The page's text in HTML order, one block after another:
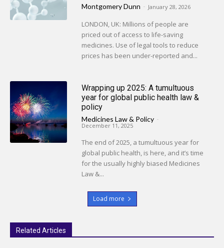
Montgomery Dunn - January 28, 2026
LONDON, UK: Millions of people are
priced out of access to life-saving
medicines. Use of legal tools to reduce
prices has been under-reported and...
Wrapping up 2025: A tumultuous
year for global public health law &
policy
Medicines Law & Policy -
December 11, 2025
The end of 2025, a tumultuous year for
global public health, is here, and it’s time
for the usually highly biased Medicines
Law &...
Load more
Related Articles